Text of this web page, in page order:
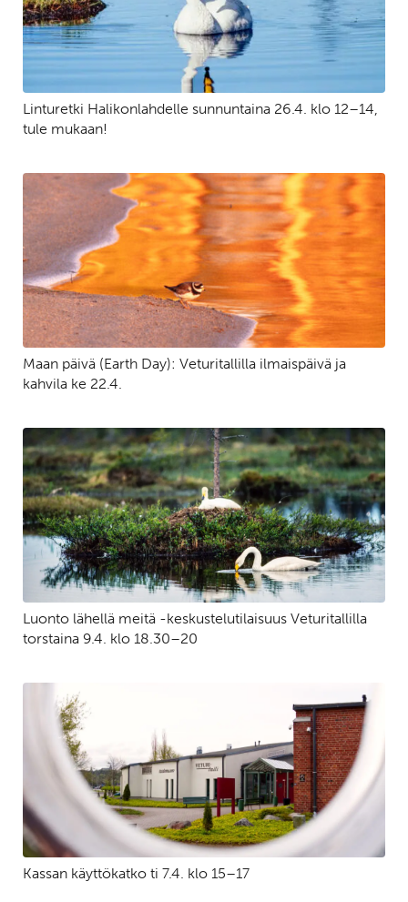
Linturetki Halikonlahdelle sunnuntaina 26.4. klo 12–14,
tule mukaan!
Maan päivä (Earth Day): Veturitallilla ilmaispäivä ja
kahvila ke 22.4.
Luonto lähellä meitä -keskustelutilaisuus Veturitallilla
torstaina 9.4. klo 18.30–20
Kassan käyttökatko ti 7.4. klo 15–17